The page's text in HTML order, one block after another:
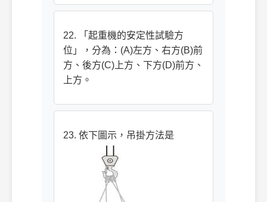
22. 「起重機的安定性試驗方
位」，分為：(A)左方、右方(B)前
方、後方(C)上方、下方(D)前方、
上方。
23. 依下圖示，吊掛方法是